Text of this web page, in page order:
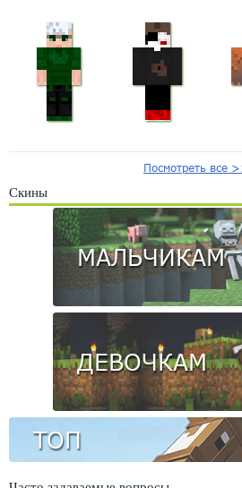
Посмотреть все
Скины
МАЛЬЧИКАМ
ДЕВОЧКАМ
ТОП